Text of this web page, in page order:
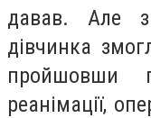
давав. Але
дівчинка
пройшовши
реанімації,